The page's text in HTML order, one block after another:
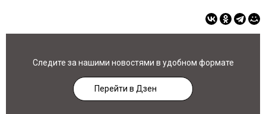
Следите за нашими новостями в удобном формате
Перейти в Дзен